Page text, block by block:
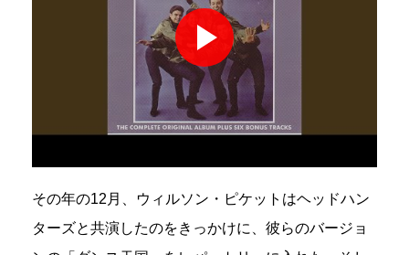
その年の12月、ウィルソン・ピケットはヘッドハン
ターズと共演したのをきっかけに、彼らのバージョ